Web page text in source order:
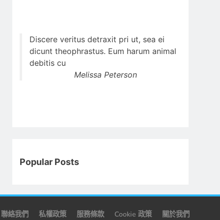
Discere veritus detraxit pri ut, sea ei
dicunt theophrastus. Eum harum animal
debitis cu
Melissa Peterson
Popular Posts
聯絡我們 私權政策 服務條款 Cookie 政策 關於我們